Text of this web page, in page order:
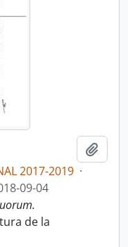
2017-2019 ·
09-04
de la